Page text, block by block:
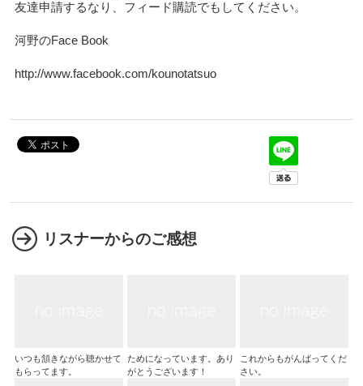
友達申請するなり、フィード購読でもしてください。
河野のFace Book
http://www.facebook.com/kounotatsuo
リスナーからのご感想
いつも頷きながら聴かせて
もらってます。
ためになっています。あり
がとうございます！
これからもがんばってくだ
さい。